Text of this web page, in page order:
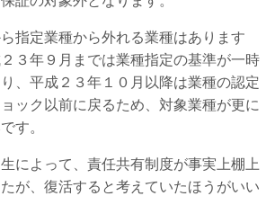
指定業種から外れる業種はあります
３年９月までは業種指定の基準が一時
、平成２３年１０月以降は業種の認定
ック以前に戻るため、対象業種が更に
す。
によって、責任共有制度が事実上棚上
が、復活すると考えていたほうがいい